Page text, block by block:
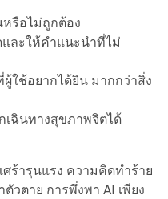
รือไม่ถูกต้อง
และให้คำแนะนำที่ไม่
ใช้อยากได้ยิน มากกว่าสิ่ง
เฉินทางสุขภาพจิตได้
ร้ารุนแรง ความคิดทำร้าย
วตาย การพึ่งพา AI เพียง